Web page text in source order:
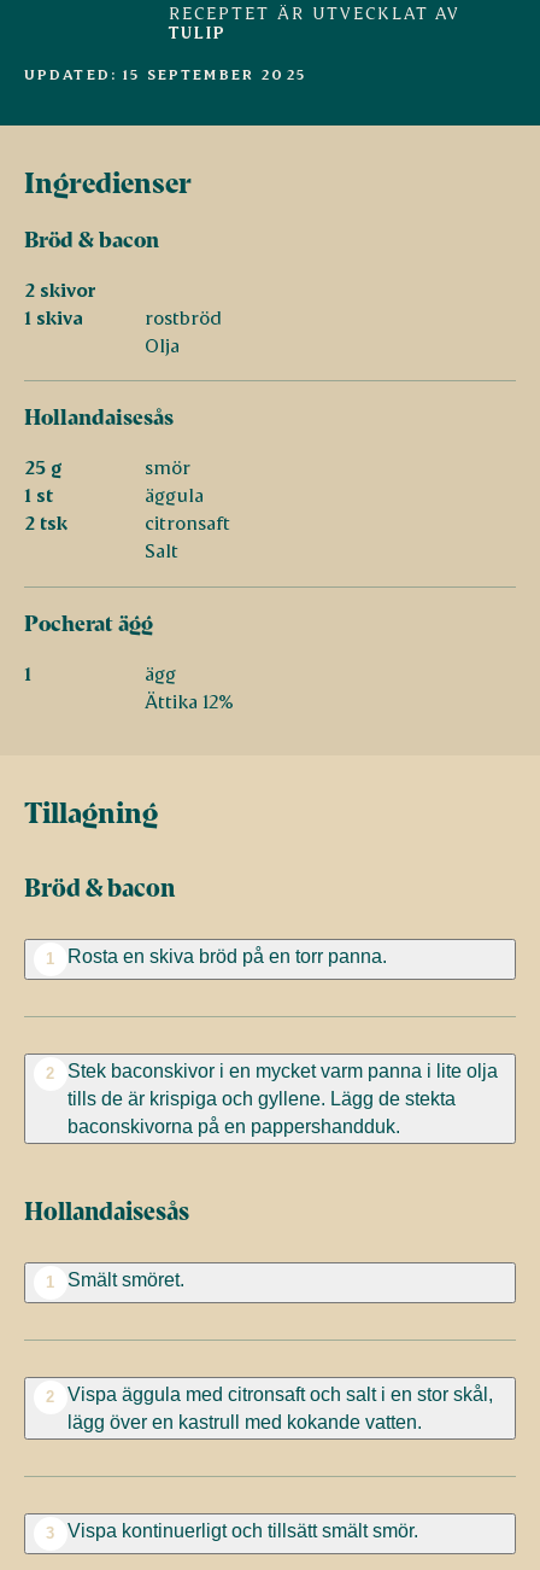
RECEPTET ÄR UTVECKLAT AV
TULIP
UPDATED: 15 SEPTEMBER 2025
Ingredienser
Bröd & bacon
2 skivor
1 skiva
rostbröd
Olja
Hollandaisesås
25 g
smör
1 st
äggula
2 tsk
citronsaft
Salt
Pocherat ägg
1
ägg
Ättika 12%
Tillagning
Bröd & bacon
1 Rosta en skiva bröd på en torr panna.
2
Stek baconskivor i en mycket varm panna i lite olja
tills de är krispiga och gyllene. Lägg de stekta
baconskivorna på en pappershandduk.
Hollandaisesås
1 Smält smöret.
2
Vispa äggula med citronsaft och salt i en stor skål,
lägg över en kastrull med kokande vatten.
3 Vispa kontinuerligt och tillsätt smält smör.